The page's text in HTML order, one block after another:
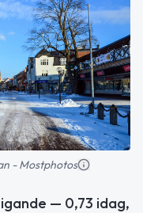
- Mostphotos
— 0,73 idag,